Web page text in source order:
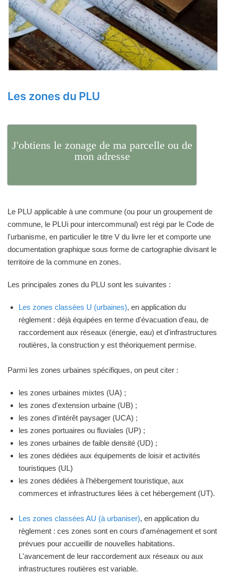
Les zones du PLU
J'obtiens le zonage de ma parcelle ou de
mon adresse
Le PLU applicable à une commune (ou pour un groupement de
commune, le PLUi pour intercommunal) est régi par le Code de
l'urbanisme, en particulier le titre V du livre Ier et comporte une
documentation graphique sous forme de cartographie divisant le
territoire de la commune en zones.
Les principales zones du PLU sont les suivantes :
Les zones classées U (urbaines), en application du
règlement : déjà équipées en terme d'évacuation d'eau, de
raccordement aux réseaux (énergie, eau) et d'infrastructures
routières, la construction y est théoriquement permise.
Parmi les zones urbaines spécifiques, on peut citer :
les zones urbaines mixtes (UA) ;
les zones d'extension urbaine (UB) ;
les zones d'intérêt paysager (UCA) ;
les zones portuaires ou fluviales (UP) ;
les zones urbaines de faible densité (UD) ;
les zones dédiées aux équipements de loisir et activités
touristiques (UL)
les zones dédiées à l'hébergement touristique, aux
commerces et infrastructures liées à cet hébergement (UT).
Les zones classées AU (à urbaniser), en application du
règlement : ces zones sont en cours d'aménagement et sont
prévues pour accueillir de nouvelles habitations.
L'avancement de leur raccordement aux réseaux ou aux
infrastructures routières est variable.